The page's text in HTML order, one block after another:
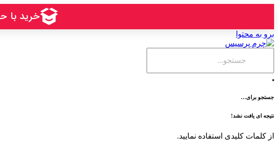
برو به محتوا
جستجو برای…
نتیجه ای یافت نشد!
از کلمات کلیدی استفاده نمایید.